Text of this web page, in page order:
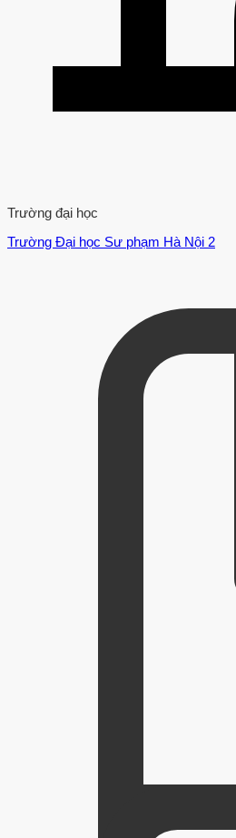
Trường đại học
Trường Đại học Sư phạm Hà Nội 2